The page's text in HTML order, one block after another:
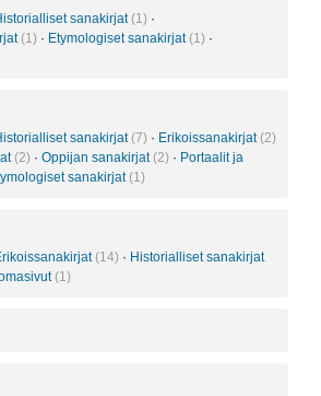
sanakirjat (1) ·
(1) · Etymologiset sanakirjat (1) ·
sanakirjat (7) · Erikoissanakirjat (2)
(2) · Oppijan sanakirjat (2) · Portaalit ja
sanakirjat (1)
(14) · Historialliset sanakirjat
(1)